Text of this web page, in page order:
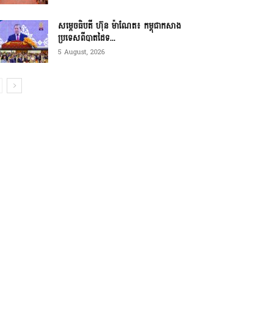
សម្ដេចធិបតី ហ៊ុន ម៉ាណែត៖ កម្ពុជាកសាង
ប្រទេសពីបាតដៃទ...
5 August, 2026